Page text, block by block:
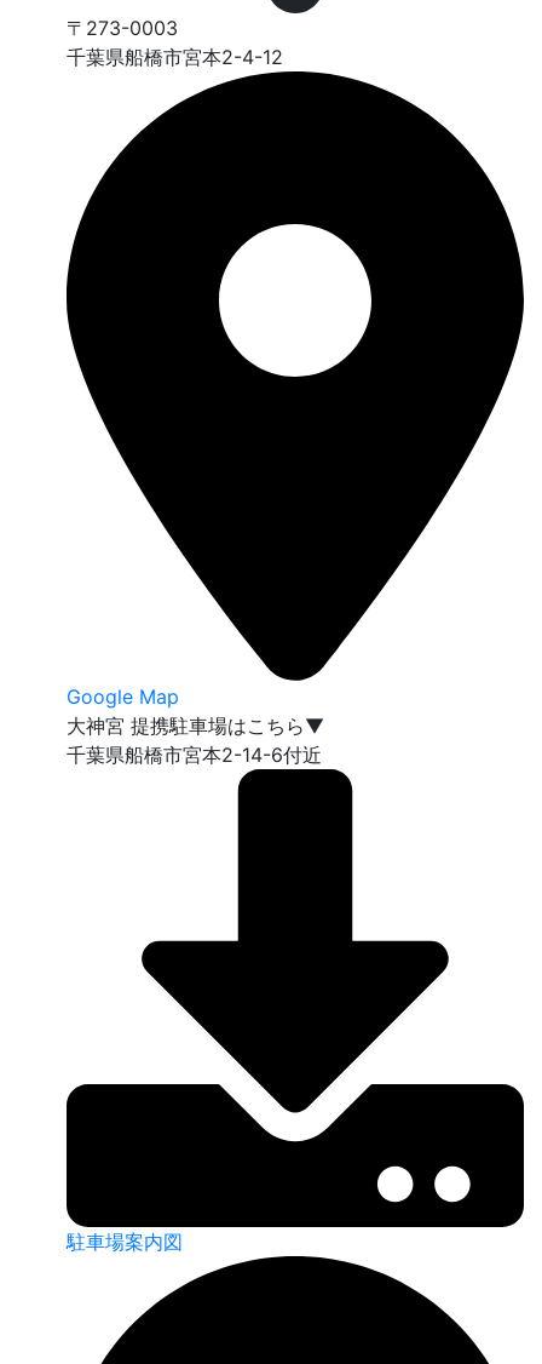
〒273-0003
千葉県船橋市宮本2-4-12
Google Map
大神宮 提携駐車場はこちら▼
千葉県船橋市宮本2-14-6付近
駐車場案内図